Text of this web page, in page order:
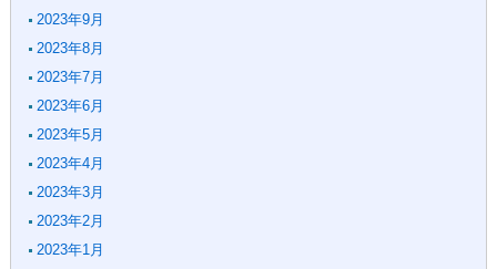
2023年9月
2023年8月
2023年7月
2023年6月
2023年5月
2023年4月
2023年3月
2023年2月
2023年1月